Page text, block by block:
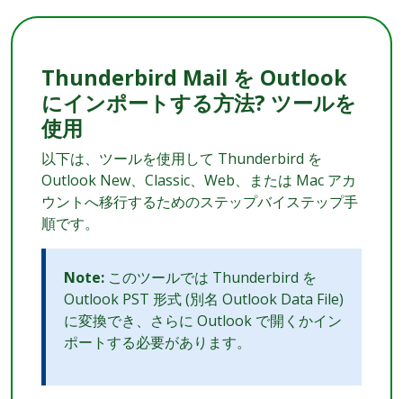
Thunderbird Mail を Outlook
にインポートする方法? ツールを
使用
以下は、ツールを使用して Thunderbird を
Outlook New、Classic、Web、または Mac アカ
ウントへ移行するためのステップバイステップ手
順です。
Note: このツールでは Thunderbird を
Outlook PST 形式 (別名 Outlook Data File)
に変換でき、さらに Outlook で開くかイン
ポートする必要があります。